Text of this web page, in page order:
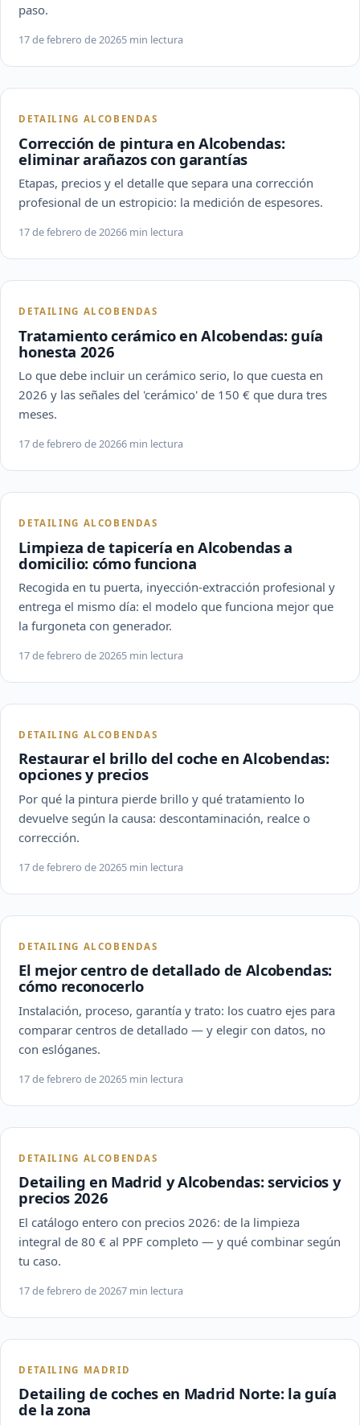
paso.
17 de febrero de 20265 min lectura
DETAILING ALCOBENDAS
Corrección de pintura en Alcobendas:
eliminar arañazos con garantías
Etapas, precios y el detalle que separa una corrección
profesional de un estropicio: la medición de espesores.
17 de febrero de 20266 min lectura
DETAILING ALCOBENDAS
Tratamiento cerámico en Alcobendas: guía
honesta 2026
Lo que debe incluir un cerámico serio, lo que cuesta en
2026 y las señales del 'cerámico' de 150 € que dura tres
meses.
17 de febrero de 20266 min lectura
DETAILING ALCOBENDAS
Limpieza de tapicería en Alcobendas a
domicilio: cómo funciona
Recogida en tu puerta, inyección-extracción profesional y
entrega el mismo día: el modelo que funciona mejor que
la furgoneta con generador.
17 de febrero de 20265 min lectura
DETAILING ALCOBENDAS
Restaurar el brillo del coche en Alcobendas:
opciones y precios
Por qué la pintura pierde brillo y qué tratamiento lo
devuelve según la causa: descontaminación, realce o
corrección.
17 de febrero de 20265 min lectura
DETAILING ALCOBENDAS
El mejor centro de detallado de Alcobendas:
cómo reconocerlo
Instalación, proceso, garantía y trato: los cuatro ejes para
comparar centros de detallado — y elegir con datos, no
con eslóganes.
17 de febrero de 20265 min lectura
DETAILING ALCOBENDAS
Detailing en Madrid y Alcobendas: servicios y
precios 2026
El catálogo entero con precios 2026: de la limpieza
integral de 80 € al PPF completo — y qué combinar según
tu caso.
17 de febrero de 20267 min lectura
DETAILING MADRID
Detailing de coches en Madrid Norte: la guía
de la zona